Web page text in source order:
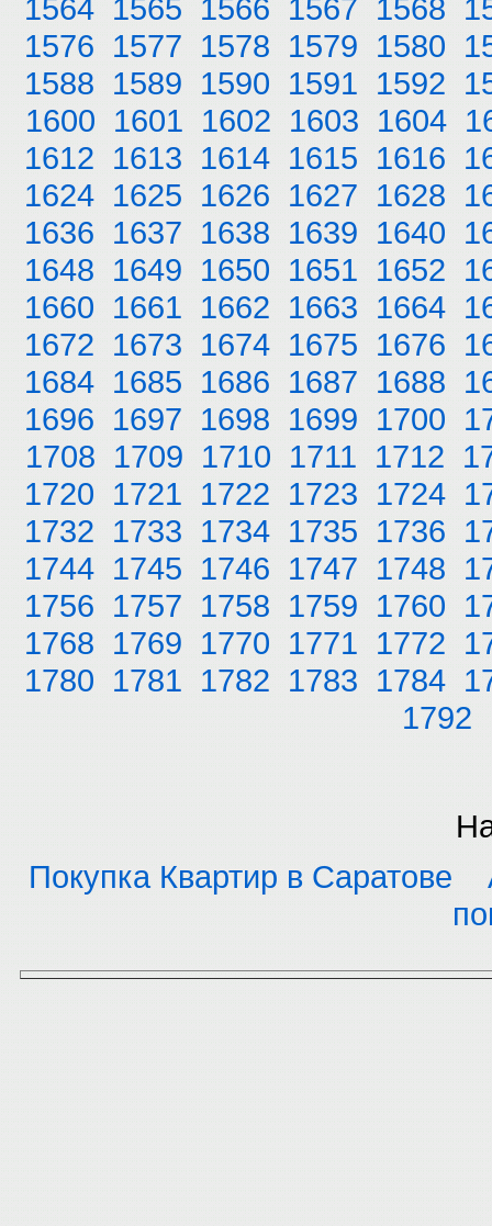
1564 1565 1566 1567 1568
1576 1577 1578 1579 1580
1588 1589 1590 1591 1592
1600 1601 1602 1603 1604
1612 1613 1614 1615 1616
1624 1625 1626 1627 1628
1636 1637 1638 1639 1640
1648 1649 1650 1651 1652
1660 1661 1662 1663 1664
1672 1673 1674 1675 1676
1684 1685 1686 1687 1688
1696 1697 1698 1699 1700
1708 1709 1710 1711 1712
1720 1721 1722 1723 1724
1732 1733 1734 1735 1736
1744 1745 1746 1747 1748
1756 1757 1758 1759 1760
1768 1769 1770 1771 1772
1780 1781 1782 1783 1784
1792
Покупка Квартир в Саратове